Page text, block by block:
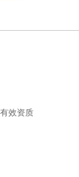
效资质